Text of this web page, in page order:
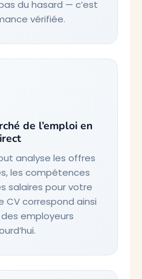
du hasard — c’est
vérifiée.
de l’emploi en
analyse les offres
les compétences
salaires pour votre
correspond ainsi
employeurs